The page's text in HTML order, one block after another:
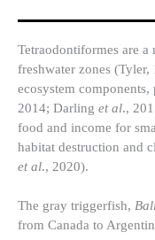
Tetraodontiformes are
freshwater zones
ecosystem
2014; Darling et al.,
food and income for
habitat destruction and
et al., 2020).
The gray triggerfish,
from Canada to